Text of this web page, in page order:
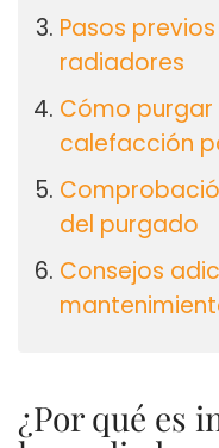
Pasos
radiadores
Cómo
calefacción
del purgado
Consejos
¿Por qué es